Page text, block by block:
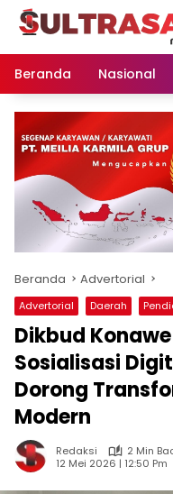
Langsung
Beranda
Nasional
Beranda Advertorial
Advertorial Daerah
Dikbud
Sosialisasi
Dorong
Modern
Redaksi
2 Min
12 Mei 2026 | 12:50 Pm